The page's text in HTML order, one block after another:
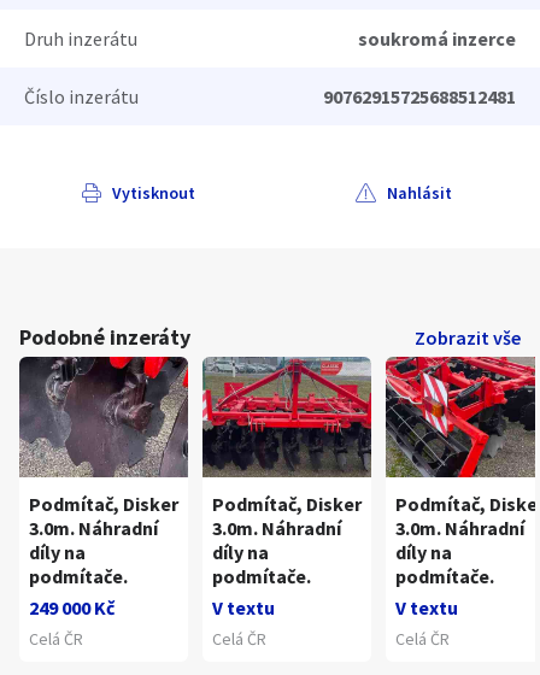
Druh inzerátu soukromá inzerce
Číslo inzerátu 90762915725688512481
Vytisknout Nahlásit
Podobné inzeráty Zobrazit vše
Podmítač, Disker
3.0m. Náhradní
díly na
podmítače.
249 000 Kč
Celá ČR
Podmítač, Disker
3.0m. Náhradní
díly na
podmítače.
V textu
Celá ČR
Podmítač,
3.0m. Náhradní
díly na
podmítače.
V textu
Celá ČR